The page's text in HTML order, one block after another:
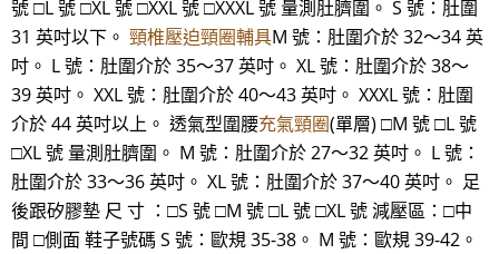
號 □L 號 □XL 號 □XXL 號 □XXXL 號 量測肚臍圍。 S 號：肚圍
31 英吋以下。 頸椎壓迫頸圈輔具M 號：肚圍介於 32～34 英
吋。 L 號：肚圍介於 35～37 英吋。 XL 號：肚圍介於 38～
39 英吋。 XXL 號：肚圍介於 40～43 英吋。 XXXL 號：肚圍
介於 44 英吋以上。 透氣型圍腰充氣頸圈(單層) □M 號 □L 號
□XL 號 量測肚臍圍。 M 號：肚圍介於 27～32 英吋。 L 號：
肚圍介於 33～36 英吋。 XL 號：肚圍介於 37～40 英吋。 足
後跟矽膠墊 尺 寸 ：□S 號 □M 號 □L 號 □XL 號 減壓區：□中
間 □側面 鞋子號碼 S 號：歐規 35-38。 M 號：歐規 39-42。